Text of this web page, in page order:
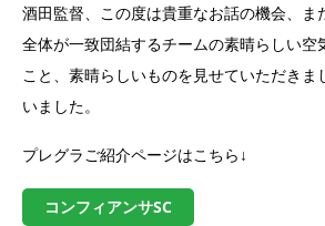
酒田監督、この度は貴重なお話の機会、ま
全体が一致団結するチームの素晴らしい空
こと、素晴らしいものを見せていただきま
いました。
プレグラご紹介ページはこちら↓
コンフィアンサSC